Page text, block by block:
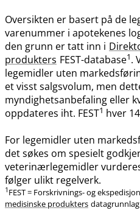
Oversikten er basert på de
varenummer i apotekenes
den grunn er tatt inn i
produkters FEST-database1.
legemidler uten
et visst salgsvolum, men
myndighetsanbefaling eller
oppdateres iht. FEST1 hver
For legemidler uten
det søkes om spesielt
veterinærlegemidler
følger ulikt regelverk.
1 FEST = Forskrivnings- og
medisinske produkters